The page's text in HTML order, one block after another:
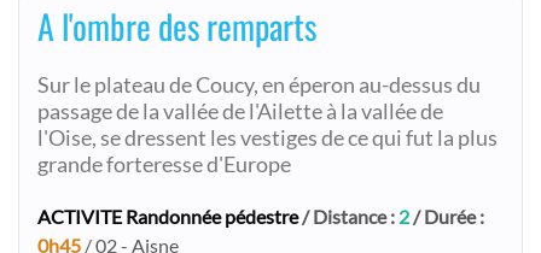
A l'ombre des remparts
Sur le plateau de Coucy, en éperon au-dessus du
passage de la vallée de l'Ailette à la vallée de
l'Oise, se dressent les vestiges de ce qui fut la plus
grande forteresse d'Europe
ACTIVITE Randonnée pédestre/ Distance : 2/ Durée :
0h45 / 02 - Aisne